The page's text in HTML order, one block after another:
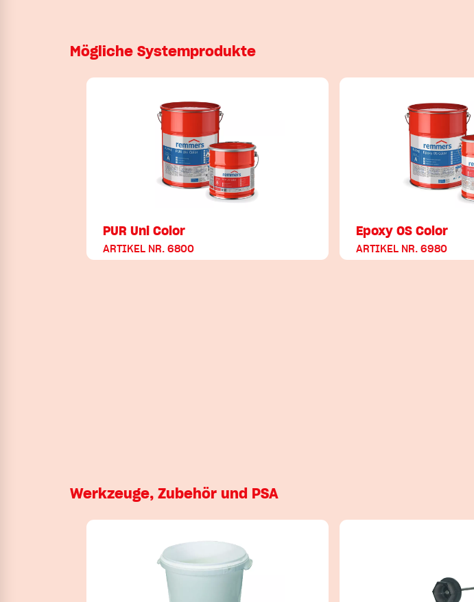
Mögliche Systemprodukte
PUR Uni Color
ARTIKEL NR. 6800
Epoxy OS Color
ARTIKEL NR. 6980
Werkzeuge, Zubehör und PSA